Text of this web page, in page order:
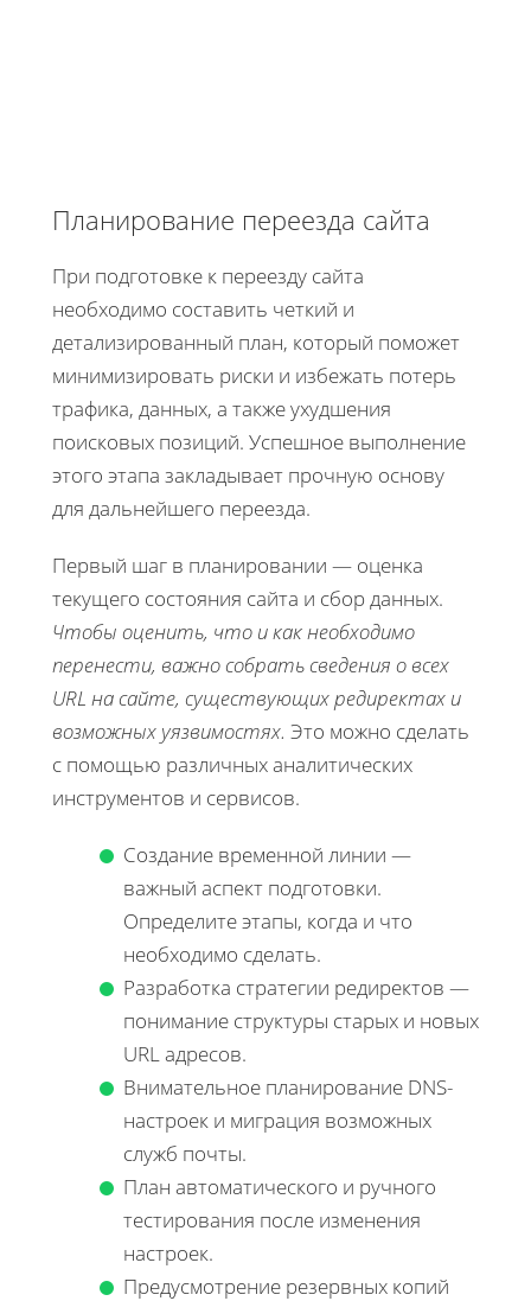
Планирование переезда сайта
При подготовке к переезду сайта
необходимо составить четкий и
детализированный план, который поможет
минимизировать риски и избежать потерь
трафика, данных, а также ухудшения
поисковых позиций. Успешное выполнение
этого этапа закладывает прочную основу
для дальнейшего переезда.
Первый шаг в планировании — оценка
текущего состояния сайта и сбор данных.
Чтобы оценить, что и как необходимо
перенести, важно собрать сведения о всех
URL на сайте, существующих редиректах и
возможных уязвимостях. Это можно сделать
с помощью различных аналитических
инструментов и сервисов.
Создание временной линии —
важный аспект подготовки.
Определите этапы, когда и что
необходимо сделать.
Разработка стратегии редиректов —
понимание структуры старых и новых
URL адресов.
Внимательное планирование DNS-
настроек и миграция возможных
служб почты.
План автоматического и ручного
тестирования после изменения
настроек.
Предусмотрение резервных копий